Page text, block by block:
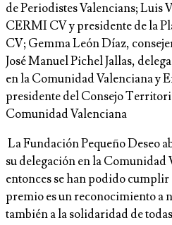
de Periodistes Valencians; Luis
CERMI CV y presidente de la
CV; Gemma León Díaz,
José Manuel Pichel Jallas,
en la Comunidad Valenciana y
presidente del Consejo
Comunidad Valenciana
La Fundación Pequeño Deseo
su delegación en la Comunidad
entonces se han podido cumplir
premio es un reconocimiento a
también a la solidaridad de